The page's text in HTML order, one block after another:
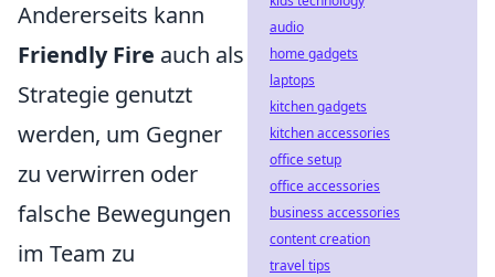
Andererseits kann
Friendly Fire auch als
Strategie genutzt
werden, um Gegner
zu verwirren oder
falsche Bewegungen
im Team zu
audio
home gadgets
laptops
kitchen gadgets
kitchen accessories
office setup
office accessories
business accessories
content creation
travel tips